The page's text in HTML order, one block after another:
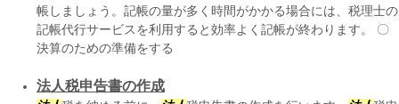
帳しましょう。記帳の量が多く時間がかかる場合には、税理士の
記帳代行サービスを利用すると効率よく記帳が終わります。 〇
決算のための準備をする
法人税申告書の作成